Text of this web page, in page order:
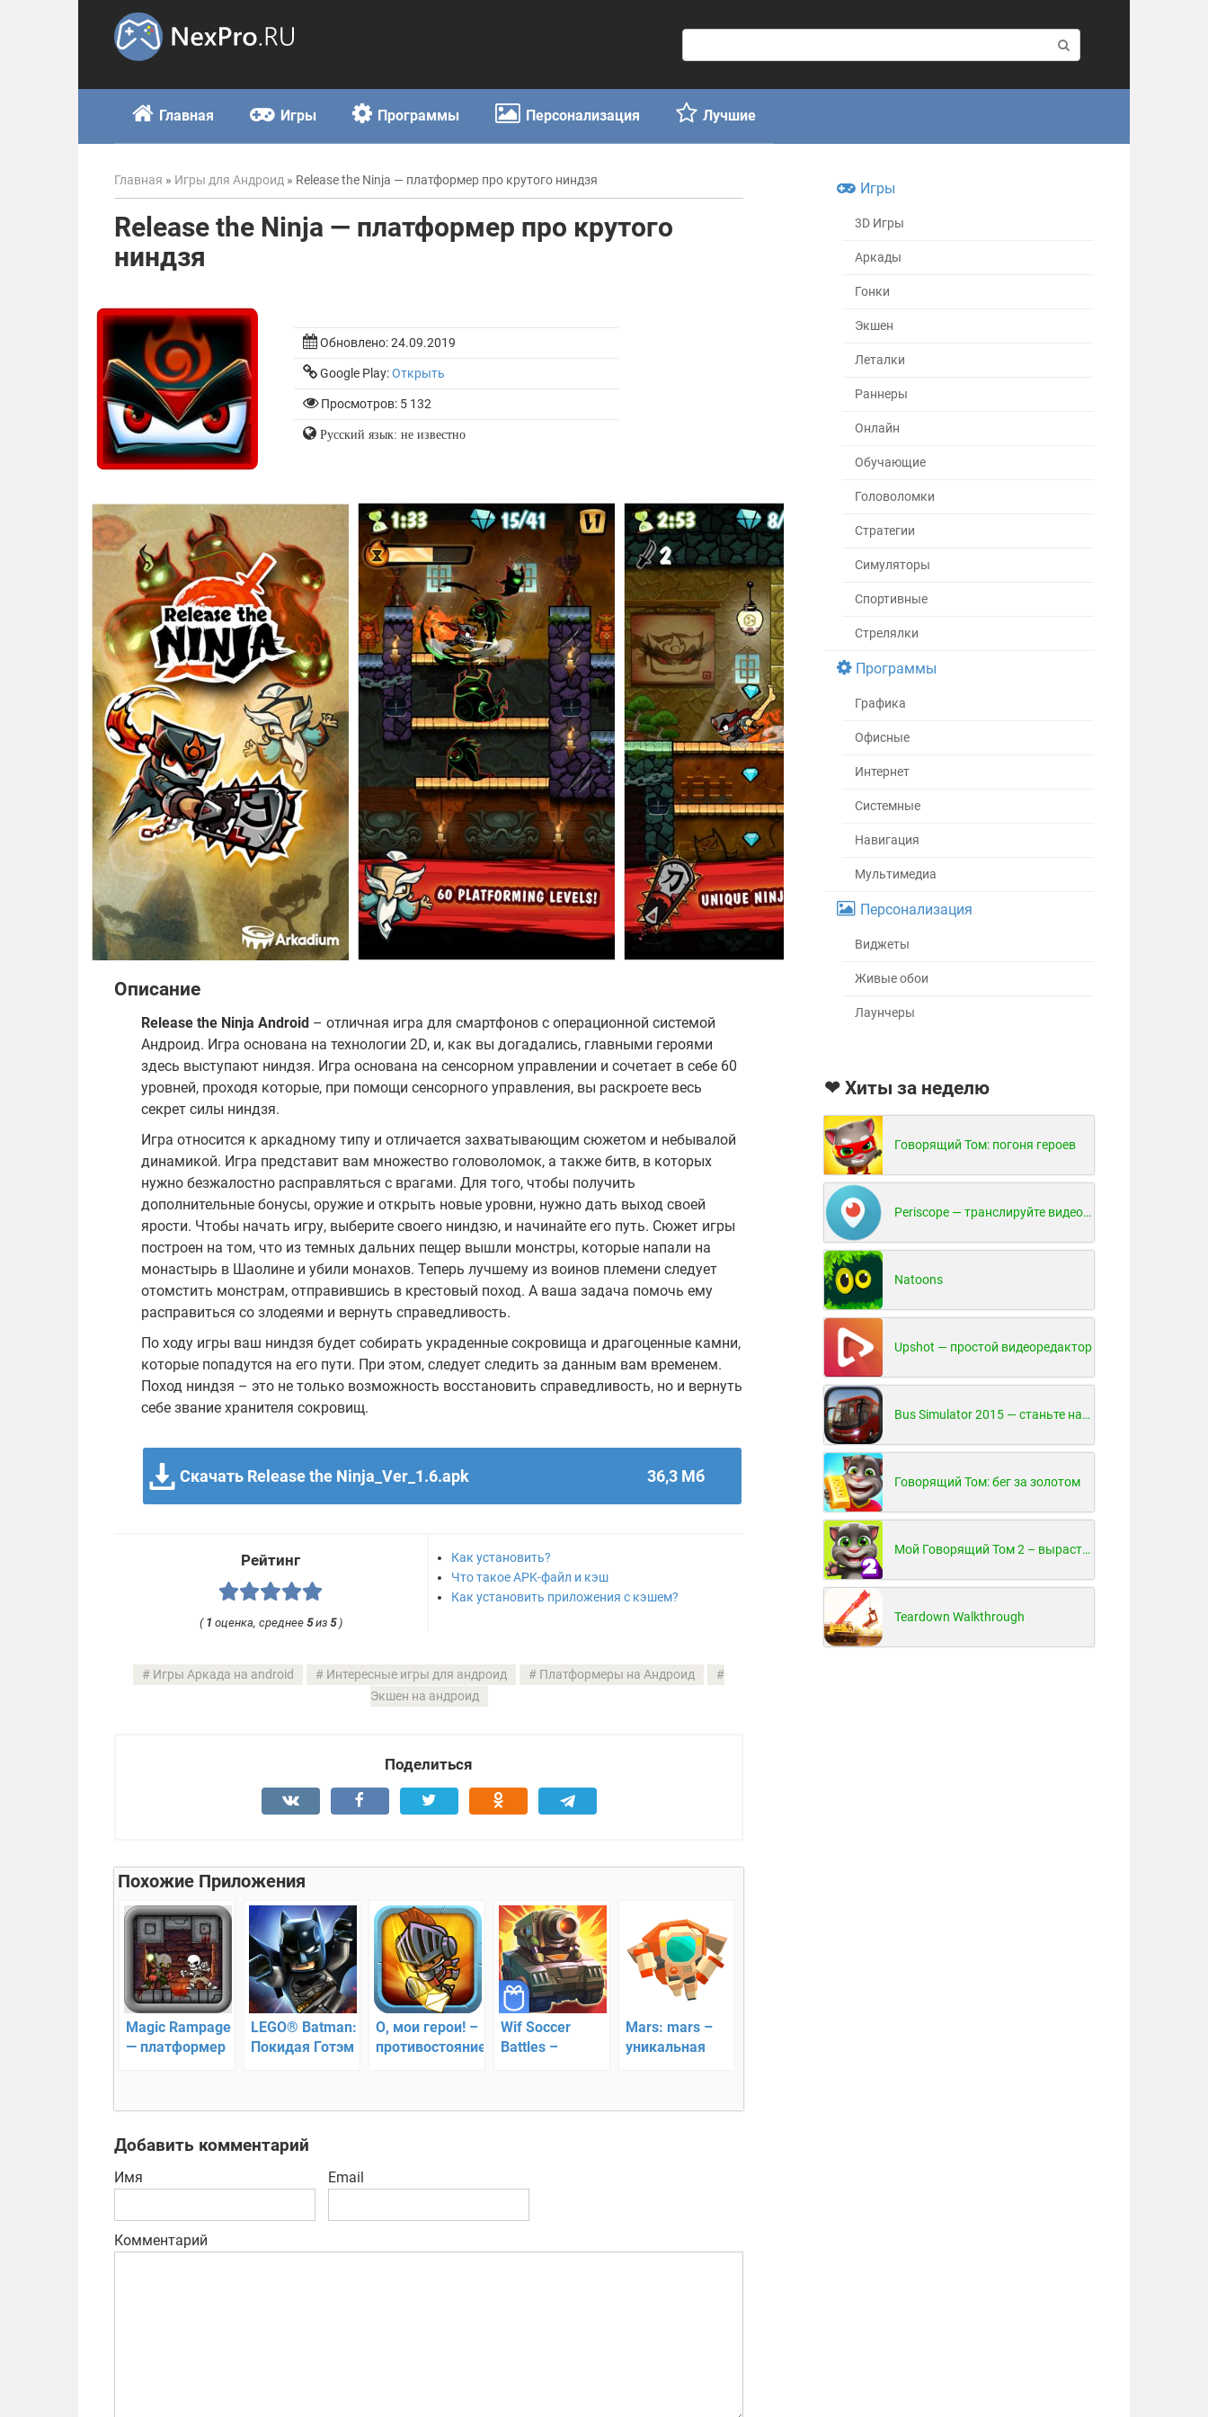
о
с
к
:
Главная Игры Программы Персонализация Лучшие
Главная » Игры для Андроид » Release the Ninja — платформер про крутого ниндзя
Release the Ninja — платформер про крутого
ниндзя
Обновлено:24.09.2019
Google Play:Открыть
Просмотров: 5 132
Русский язык: не известно
Описание
Release the Ninja Android – отличная игра для смартфонов с операционной системой
Андроид. Игра основана на технологии 2D, и, как вы догадались, главными героями
здесь выступают ниндзя. Игра основана на сенсорном управлении и сочетает в себе 60
уровней, проходя которые, при помощи сенсорного управления, вы раскроете весь
секрет силы ниндзя.
Игра относится к аркадному типу и отличается захватывающим сюжетом и небывалой
динамикой. Игра представит вам множество головоломок, а также битв, в которых
нужно безжалостно расправляться с врагами. Для того, чтобы получить
дополнительные бонусы, оружие и открыть новые уровни, нужно дать выход своей
ярости. Чтобы начать игру, выберите своего ниндзю, и начинайте его путь. Сюжет игры
построен на том, что из темных дальних пещер вышли монстры, которые напали на
монастырь в Шаолине и убили монахов. Теперь лучшему из воинов племени следует
отомстить монстрам, отправившись в крестовый поход. А ваша задача помочь ему
расправиться со злодеями и вернуть справедливость.
По ходу игры ваш ниндзя будет собирать украденные сокровища и драгоценные камни,
которые попадутся на его пути. При этом, следует следить за данным вам временем.
Поход ниндзя – это не только возможность восстановить справедливость, но и вернуть
себе звание хранителя сокровищ.
Скачать Release the Ninja_Ver_1.6.apk 36,3 Мб
Рейтинг
( 1 оценка, среднее 5из 5)
Как установить?
Что такое APK-файл и кэш
Как установить приложения с кэшем?
Игры Аркада на android Интересные игры для андроид
Платформеры на Андроид
Экшен на андроид
Поделиться
Похожие Приложения
Magic Rampage
— платформер
LEGO® Batman:
Покидая Готэм
О, мои герои! –
противостояние
Wif Soccer
Battles –
Mars: mars –
уникальная
Добавить комментарий
Имя Email
Комментарий
Игры
3D Игры
Аркады
Гонки
Экшен
Леталки
Раннеры
Онлайн
Обучающие
Головоломки
Стратегии
Симуляторы
Спортивные
Стрелялки
Программы
Графика
Офисные
Интернет
Системные
Навигация
Мультимедиа
Персонализация
Виджеты
Живые обои
Лаунчеры
❤ Хиты за неделю
Говорящий Том: погоня героев
Periscope — транслируйте видео в реальном времени!
Natoons
Upshot — простой видеоредактор
Bus Simulator 2015 — станьте настоящим водителем автобуса!
Говорящий Том: бег за золотом
Мой Говорящий Том 2 – вырасти и воспитай своего котенка
Teardown Walkthrough